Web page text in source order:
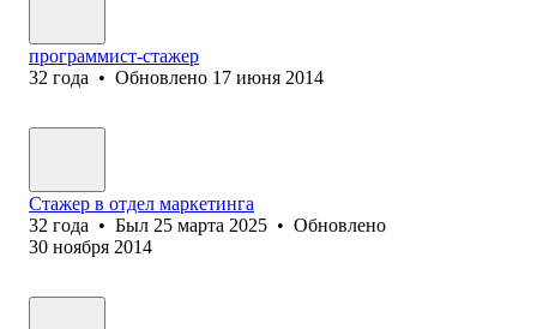
программист-стажер
32 года • Обновлено 17 июня 2014
Стажер в отдел маркетинга
32 года • Был 25 марта 2025 • Обновлено
30 ноября 2014